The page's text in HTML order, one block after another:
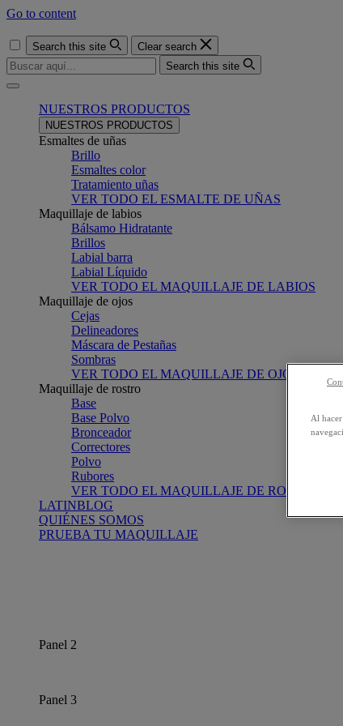
Go to content
Search this site
Clear search
Search this site
Menu
NUESTROS PRODUCTOS
NUESTROS PRODUCTOS
Esmaltes de uñas
Brillo
Esmaltes color
Tratamiento uñas
VER TODO EL ESMALTE DE UÑAS
Maquillaje de labios
Bálsamo Hidratante
Brillos
Labial barra
Labial Líquido
VER TODO EL MAQUILLAJE DE LABIOS
Maquillaje de ojos
Cejas
Delineadores
Máscara de Pestañas
Sombras
VER TODO EL MAQUILLAJE DE OJOS
Maquillaje de rostro
Base
Base Polvo
Bronceador
Correctores
Polvo
Rubores
VER TODO EL MAQUILLAJE DE ROSTRO
LATINBLOG
QUIÉNES SOMOS
PRUEBA TU MAQUILLAJE
Panel 2
Panel 3
Al